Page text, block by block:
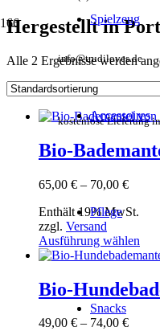
info@trudiloves.de
kostenlose Lieferung
Spielzeug
Accessoires
Pflege
Snacks
Hergestellt in
Alle 2 Ergebnisse werden
Bio-
65,00 € – 70,00 €
bis
Enthält 19% MwSt.
zzgl. Versand
Ausführung wählen
Bio-
49,00 € – 74,00 €